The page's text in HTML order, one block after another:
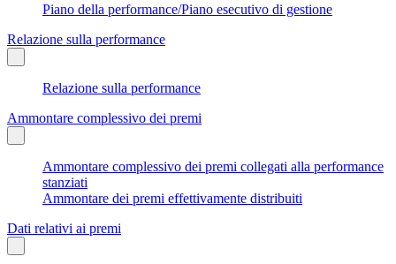
Piano della performance/Piano esecutivo di gestione
Relazione sulla performance
Relazione sulla performance
Ammontare complessivo dei premi
Ammontare complessivo dei premi collegati alla performance
stanziati
Ammontare dei premi effettivamente distribuiti
Dati relativi ai premi